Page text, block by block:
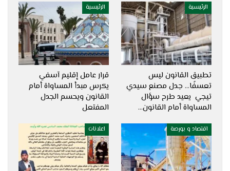
الرئيسية
تطبيق القانون ليس
تعسفًا… جدل مصنع سيدي
تيجي يعيد طرح سؤال
المساواة أمام القانون…
الرئيسية
قرار عامل إقليم آسفي
يكرس مبدأ المساواة أمام
القانون ويحسم الجدل
المفتعل
اقتصاد و بورصة اعلانات